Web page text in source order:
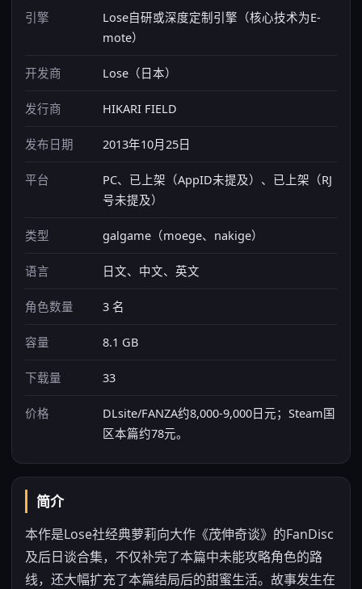
引擎
Lose自研或深度定制引擎（核心技术为E-
mote）
开发商 Lose（日本）
发行商 HIKARI FIELD
发布日期 2013年10月25日
平台
PC、已上架（AppID未提及）、已上架（RJ
号未提及）
类型 galgame（moege、nakige）
语言 日文、中文、英文
角色数量 3 名
容量 8.1 GB
下载量 33
价格
DLsite/FANZA约8,000-9,000日元；Steam国
区本篇约78元。
简介
本作是Lose社经典萝莉向大作《茂伸奇谈》的FanDisc
及后日谈合集，不仅补完了本篇中未能攻略角色的路
线，还大幅扩充了本篇结局后的甜蜜生活。故事发生在